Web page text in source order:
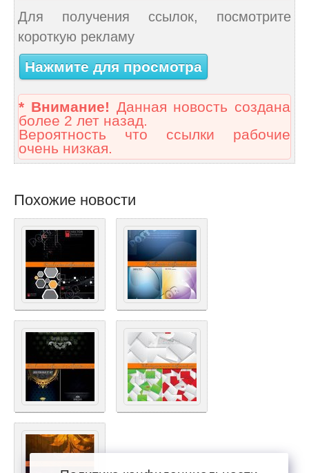
Для получения ссылок, посмотрите
короткую рекламу
Нажмите для просмотра
* Внимание! Данная новость создана
более 2 лет назад.
Вероятность что ссылки рабочие
очень низкая.
Похожие новости